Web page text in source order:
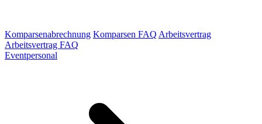
Komparsenabrechnung Komparsen FAQ Arbeitsvertrag
Arbeitsvertrag FAQ
Eventpersonal